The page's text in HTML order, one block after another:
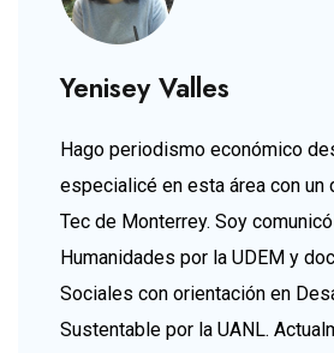
Yenisey Valles
Hago periodismo económico
especialicé en esta área con un
Tec de Monterrey. Soy
Humanidades por la UDEM y
Sociales con orientación en
Sustentable por la UANL.